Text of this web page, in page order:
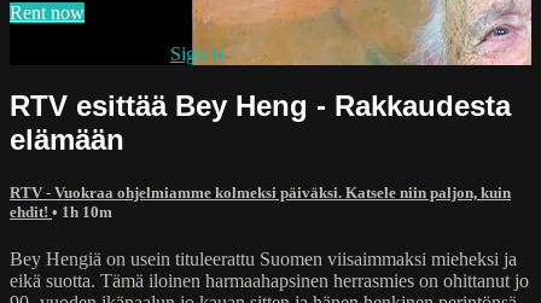
Rent now
Sign in
RTV esittää Bey Heng - Rakkaudesta
elämään
RTV - Vuokraa ohjelmiamme kolmeksi päiväksi. Katsele niin paljon, kuin
ehdit! • 1h 10m
Bey Hengiä on usein tituleerattu Suomen viisaimmaksi mieheksi ja
eikä suotta. Tämä iloinen harmaahapsinen herrasmies on ohittanut jo